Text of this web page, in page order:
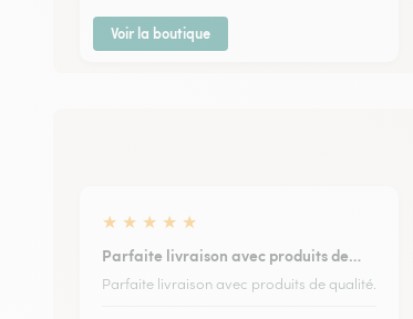
Voir la boutique
★ ★ ★ ★ ★
Parfaite livraison avec produits de…
Parfaite livraison avec produits de qualité.